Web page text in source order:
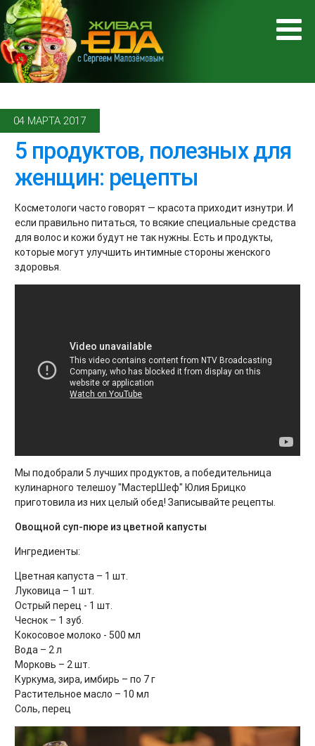
04 МАРТА 2017
5 продуктов, полезных для
женщин: рецепты
Косметологи часто говорят — красота приходит изнутри. И
если правильно питаться, то всякие специальные средства
для волос и кожи будут не так нужны. Есть и продукты,
которые могут улучшить интимные стороны женского
здоровья.
Мы подобрали 5 лучших продуктов, а победительница
кулинарного телешоу "МастерШеф" Юлия Брицко
приготовила из них целый обед! Записывайте рецепты.
Овощной суп-пюре из цветной капусты
Ингредиенты:
Цветная капуста – 1 шт.
Луковица – 1 шт.
Острый перец - 1 шт.
Чеснок – 1 зуб.
Кокосовое молоко - 500 мл
Вода – 2 л
Морковь – 2 шт.
Куркума, зира, имбирь – по 7 г
Растительное масло – 10 мл
Соль, перец